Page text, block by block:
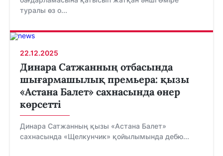
туралы өз о...
22.12.2025
Динара Сатжанның отбасында
шығармашылық премьера: қызы
«Астана Балет» сахнасында өнер
көрсетті
Динара Сатжанның қызы «Астана Балет»
сахнасында «Щелкунчик» қойылымында дебю...